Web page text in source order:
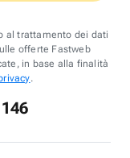
al trattamento dei dati
offerte Fastweb
in base alla finalità
.